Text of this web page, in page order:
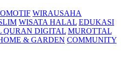
WIRAUSAHA
WISATA HALAL EDUKASI
QURAN DIGITAL MUROTTAL
& GARDEN COMMUNITY